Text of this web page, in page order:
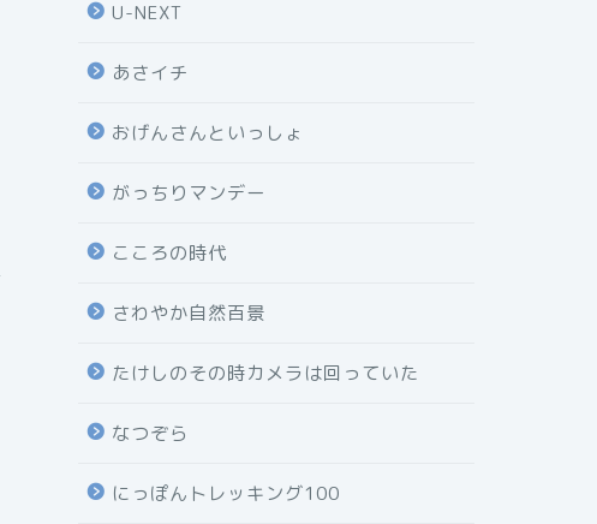
U-NEXT
あさイチ
おげんさんといっしょ
がっちりマンデー
こころの時代
さわやか自然百景
たけしのその時カメラは回っていた
なつぞら
にっぽんトレッキング100